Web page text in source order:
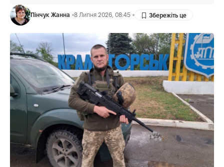
Пінчук Жанна 8 Липня 2026, 08:45